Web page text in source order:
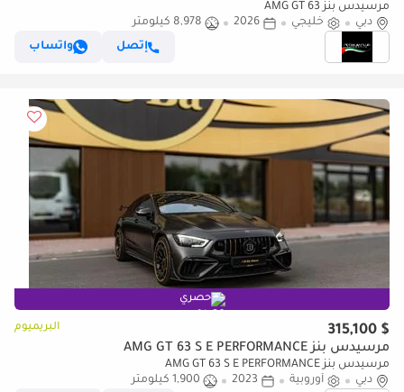
مرسيدس بنز AMG GT 63
دبي
خليجي 2026
8,978 كيلومتر
إتصل
واتساب
حصري
$ 315,100 البريميوم
مرسيدس بنز AMG GT 63 S E PERFORMANCE
مرسيدس بنز AMG GT 63 S E PERFORMANCE
دبي
أوروبية 2023 1,900 كيلومتر